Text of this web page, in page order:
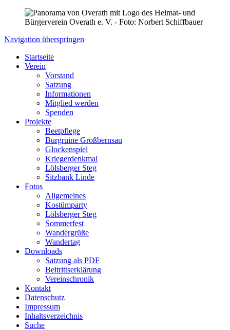
Navigation überspringen
Startseite
Verein
Vorstand
Satzung
Informationen
Mitglied werden
Spenden
Projekte
Beetpflege
Burgruine Großbernsau
Glockenspiel
Kriegerdenkmal
Lölsberger Steg
Sitzbank Linde
Fotos
Allgemeines
Kostümparty
Lölsberger Steg
Sommerfest
Wandergrüße
Wandertag
Downloads
Satzung als PDF
Beitrittserklärung
Vereinschronik
Kontakt
Datenschutz
Impressum
Inhaltsverzeichnis
Suche